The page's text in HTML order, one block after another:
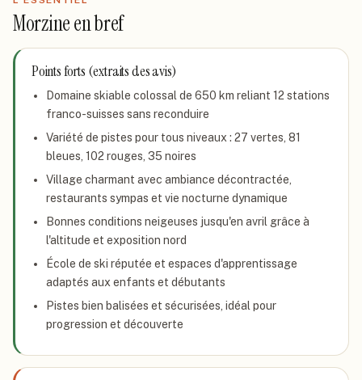
Morzineen bref
Points forts (extraits des avis)
Domaine skiable colossal de 650 km reliant 12 stations
franco-suisses sans reconduire
Variété de pistes pour tous niveaux : 27 vertes, 81
bleues, 102 rouges, 35 noires
Village charmant avec ambiance décontractée,
restaurants sympas et vie nocturne dynamique
Bonnes conditions neigeuses jusqu'en avril grâce à
l'altitude et exposition nord
École de ski réputée et espaces d'apprentissage
adaptés aux enfants et débutants
Pistes bien balisées et sécurisées, idéal pour
progression et découverte